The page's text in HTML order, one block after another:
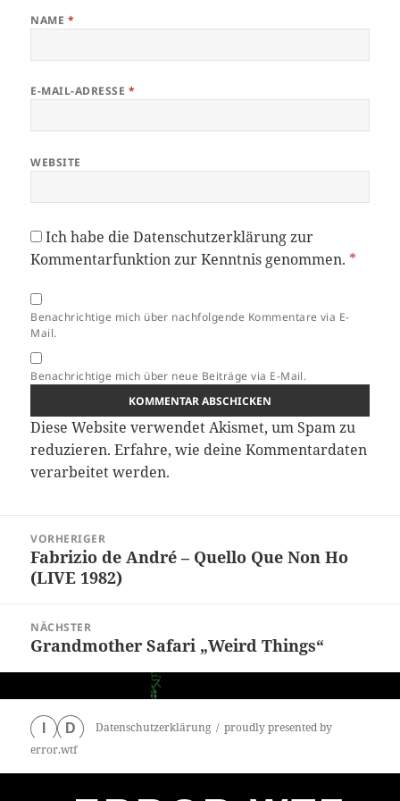
NAME *
E-MAIL-ADRESSE *
WEBSITE
Ich habe dieDatenschutzerklärungzur
Kommentarfunktion zur Kenntnis genommen. *
Benachrichtige mich über nachfolgende Kommentare via E-
Mail.
Benachrichtige mich über neue Beiträge via E-Mail.
Diese Website verwendet Akismet, um Spam zu
reduzieren.Erfahre, wie deine Kommentardaten
verarbeitet werden.
VORHERIGER
Vorheriger
Beitrag:
Fabrizio de André – Quello Que Non Ho
(LIVE 1982)
NÄCHSTER
Nächster
Beitrag:
Grandmother Safari „Weird Things“
D Datenschutzerklärung
proudly presented by
error.wtf